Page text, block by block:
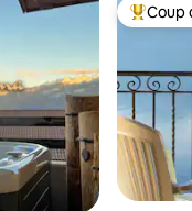
Coup
Coup